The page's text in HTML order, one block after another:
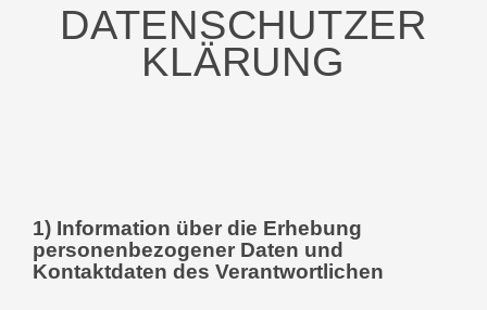
DATENSCHUTZER
KLÄRUNG
1) Information über die Erhebung
personenbezogener Daten und
Kontaktdaten des Verantwortlichen